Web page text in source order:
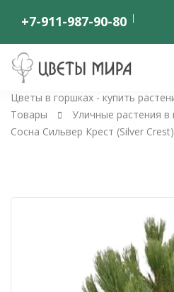
+7-911-987-90-80
Цветы в горшках - купить
Товары
Уличные растения в
Сосна Сильвер Крест (Silver Crest)